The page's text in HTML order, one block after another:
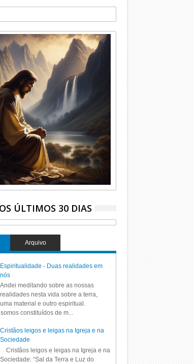
ÚLTIMOS 30 DIAS
Arquivo
Espiritualidade - Duas realidades em
nós
Andei meditando sobre as nossas
realidades nesta vida sobre a terra,
uma material e outro espiritual.
constituídos de m...
Cristãos leigos e leigas na Igreja e na
Sociedade
Cristãos leigos e leigas na Igreja e na
Sociedade: “Sal da Terra e Luz do